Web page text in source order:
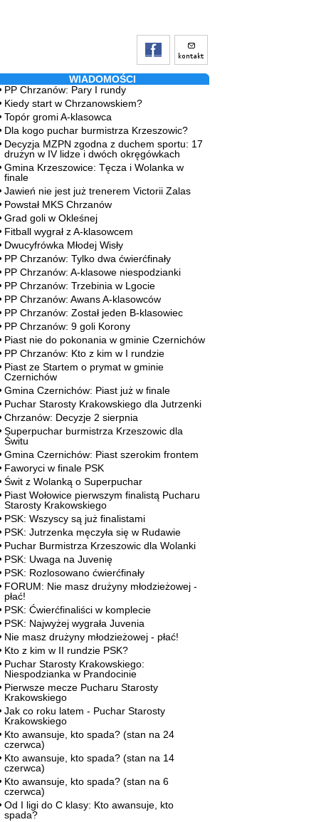
WIADOMOŚCI
PP Chrzanów: Pary I rundy
Kiedy start w Chrzanowskiem?
Topór gromi A-klasowca
Dla kogo puchar burmistrza Krzeszowic?
Decyzja MZPN zgodna z duchem sportu: 17
drużyn w IV lidze i dwóch okręgówkach
Gmina Krzeszowice: Tęcza i Wolanka w
finale
Jawień nie jest już trenerem Victorii Zalas
Powstał MKS Chrzanów
Grad goli w Okleśnej
Fitball wygrał z A-klasowcem
Dwucyfrówka Młodej Wisły
PP Chrzanów: Tylko dwa ćwierćfinały
PP Chrzanów: A-klasowe niespodzianki
PP Chrzanów: Trzebinia w Lgocie
PP Chrzanów: Awans A-klasowców
PP Chrzanów: Został jeden B-klasowiec
PP Chrzanów: 9 goli Korony
Piast nie do pokonania w gminie Czernichów
PP Chrzanów: Kto z kim w I rundzie
Piast ze Startem o prymat w gminie
Czernichów
Gmina Czernichów: Piast już w finale
Puchar Starosty Krakowskiego dla Jutrzenki
Chrzanów: Decyzje 2 sierpnia
Superpuchar burmistrza Krzeszowic dla
Świtu
Gmina Czernichów: Piast szerokim frontem
Faworyci w finale PSK
Świt z Wolanką o Superpuchar
Piast Wołowice pierwszym finalistą Pucharu
Starosty Krakowskiego
PSK: Wszyscy są już finalistami
PSK: Jutrzenka męczyła się w Rudawie
Puchar Burmistrza Krzeszowic dla Wolanki
PSK: Uwaga na Juvenię
PSK: Rozlosowano ćwierćfinały
FORUM: Nie masz drużyny młodzieżowej -
płać!
PSK: Ćwierćfinaliści w komplecie
PSK: Najwyżej wygrała Juvenia
Nie masz drużyny młodzieżowej - płać!
Kto z kim w II rundzie PSK?
Puchar Starosty Krakowskiego:
Niespodzianka w Prandocinie
Pierwsze mecze Pucharu Starosty
Krakowskiego
Jak co roku latem - Puchar Starosty
Krakowskiego
Kto awansuje, kto spada? (stan na 24
czerwca)
Kto awansuje, kto spada? (stan na 14
czerwca)
Kto awansuje, kto spada? (stan na 6
czerwca)
Od I ligi do C klasy: Kto awansuje, kto
spada?